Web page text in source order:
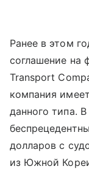
Ранее в этом
соглашение на
Transport
компания
данного типа.
долларов с
из Южной